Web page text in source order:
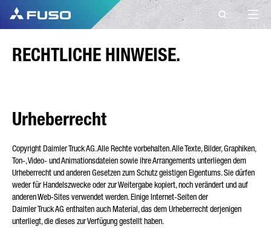
KONTAKT
Haben Sie weitere Fragen?
Senden Sie uns Ihre Anfrage über dieses
Kontaktformular.
VORNAME*
RECHTLICHE HINWEISE.
Urheberrecht
Copyright Daimler Truck AG. Alle Rechte vorbehalten. Alle Texte, Bilder, Graphiken,
Ton-, Video- und Animationsdateien sowie ihre Arrangements unterliegen dem
Urheberrecht und anderen Gesetzen zum Schutz geistigen Eigentums. Sie dürfen
weder für Handelszwecke oder zur Weitergabe kopiert, noch verändert und auf
anderen Web-Sites verwendet werden. Einige Internet-Seiten der
Daimler Truck AG enthalten auch Material, das dem Urheberrecht derjenigen
unterliegt, die dieses zur Verfügung gestellt haben.